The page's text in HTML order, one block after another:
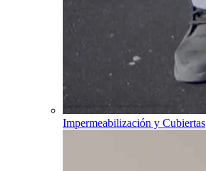
Impermeabilización y Cubiertas